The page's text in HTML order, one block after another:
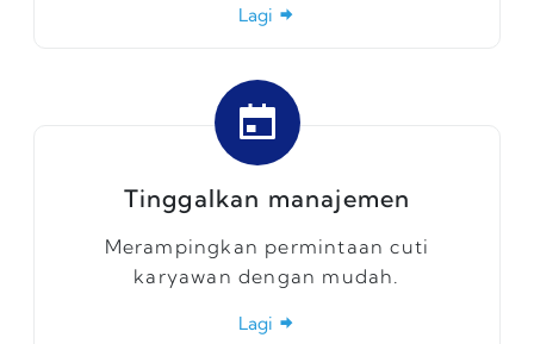
Lagi
Tinggalkan manajemen
Merampingkan permintaan cuti
karyawan dengan mudah.
Lagi